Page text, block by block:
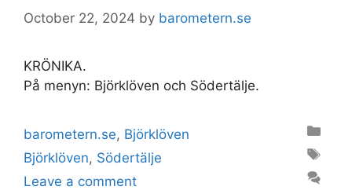
October 22, 2024 by barometern.se
KRÖNIKA.
På menyn: Björklöven och Södertälje.
Categories
barometern.se, Björklöven
Tags
Björklöven, Södertälje
Leave a comment